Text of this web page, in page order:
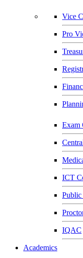
Vice
Pro
Exam
ICT
IQAC
Academics